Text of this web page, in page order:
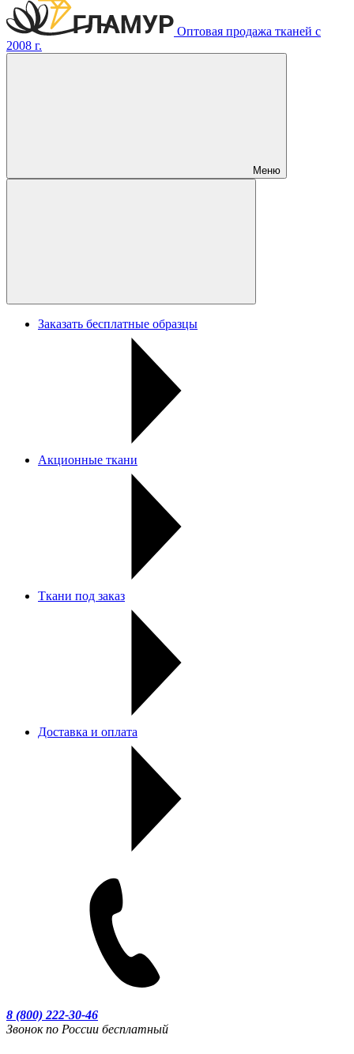
Оптовая продажа тканей с
2008 г.
Меню
Заказать бесплатные образцы
Акционные ткани
Ткани под заказ
Доставка и оплата
8 (800) 222-30-46
Звонок по России бесплатный